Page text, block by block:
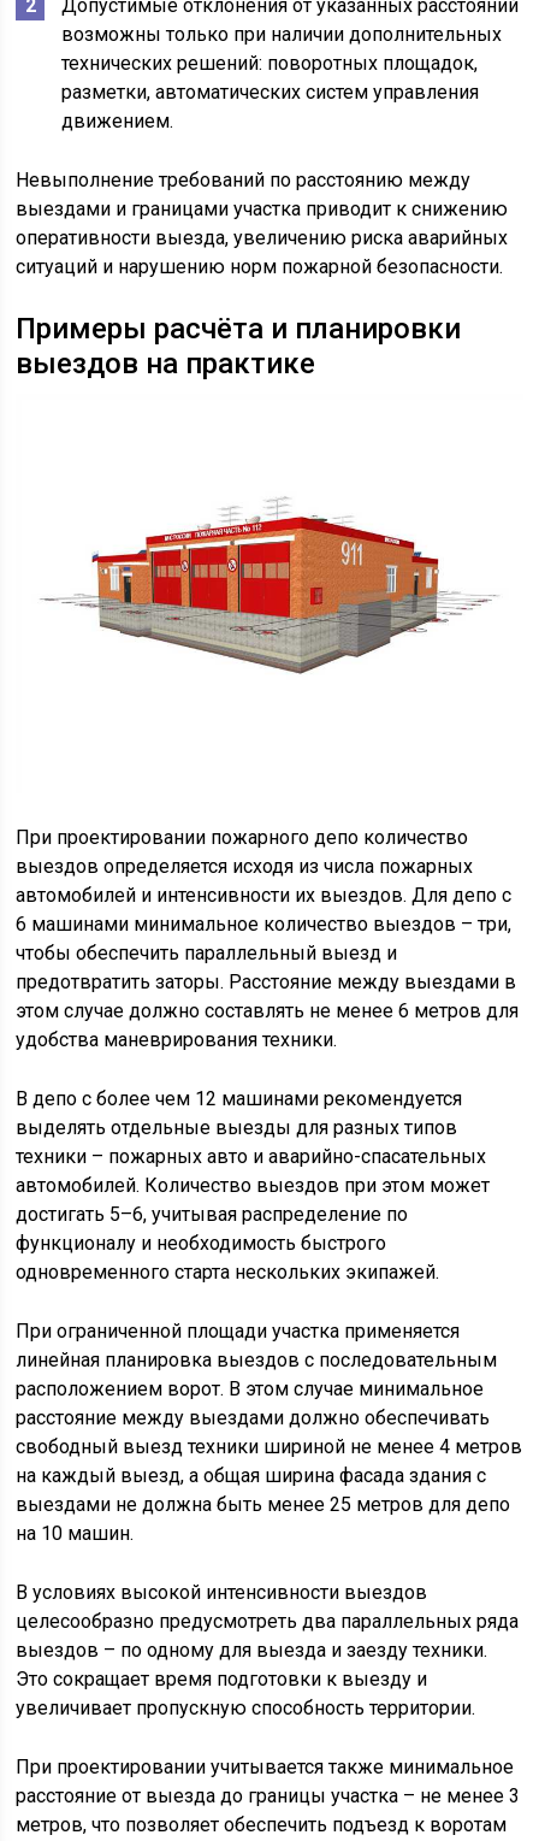
Допустимые отклонения от указанных расстояний
возможны только при наличии дополнительных
технических решений: поворотных площадок,
разметки, автоматических систем управления
движением.
Невыполнение требований по расстоянию между
выездами и границами участка приводит к снижению
оперативности выезда, увеличению риска аварийных
ситуаций и нарушению норм пожарной безопасности.
Примеры расчёта и планировки
выездов на практике
При проектировании пожарного депо количество
выездов определяется исходя из числа пожарных
автомобилей и интенсивности их выездов. Для депо с
6 машинами минимальное количество выездов – три,
чтобы обеспечить параллельный выезд и
предотвратить заторы. Расстояние между выездами в
этом случае должно составлять не менее 6 метров для
удобства маневрирования техники.
В депо с более чем 12 машинами рекомендуется
выделять отдельные выезды для разных типов
техники – пожарных авто и аварийно-спасательных
автомобилей. Количество выездов при этом может
достигать 5–6, учитывая распределение по
функционалу и необходимость быстрого
одновременного старта нескольких экипажей.
При ограниченной площади участка применяется
линейная планировка выездов с последовательным
расположением ворот. В этом случае минимальное
расстояние между выездами должно обеспечивать
свободный выезд техники шириной не менее 4 метров
на каждый выезд, а общая ширина фасада здания с
выездами не должна быть менее 25 метров для депо
на 10 машин.
В условиях высокой интенсивности выездов
целесообразно предусмотреть два параллельных ряда
выездов – по одному для выезда и заезду техники.
Это сокращает время подготовки к выезду и
увеличивает пропускную способность территории.
При проектировании учитывается также минимальное
расстояние от выезда до границы участка – не менее 3
метров, что позволяет обеспечить подъезд к воротам